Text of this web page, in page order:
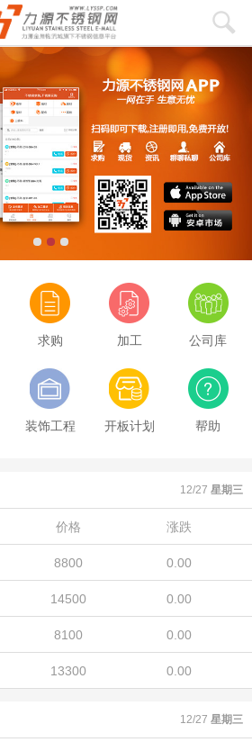
求购 加工 公司库
装饰工程 开板计划 帮助
12/27 星期三
价格 涨跌
9100 0.00
12/27 星期三